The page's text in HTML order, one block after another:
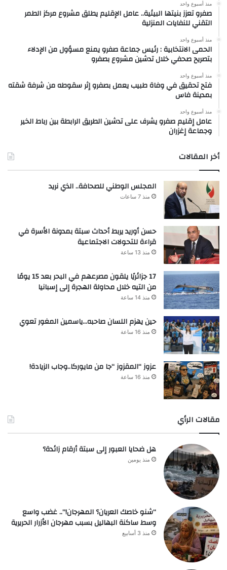
منذ أسبوع واحد
صفرو تعزز بنيتها البيئية.. عامل الإقليم يطلق مشروع مركز الطمر
التقني للنفايات المنزلية
منذ أسبوع واحد
الحمى الانتخابية : رئيس جماعة صفرو يمنع مسؤول من الإدلاء
بتصريح صحفي خلال تدشين مشروع بصفرو
منذ أسبوع واحد
فتح تحقيق في وفاة طبيب يعمل بصفرو إثر سقوطه من شرفة شقته
بمدينة فاس
منذ أسبوع واحد
عامل إقليم صفرو يشرف على تدشين الطريق الرابطة بين رباط الخير
وجماعة إغزران
أخر المقالات
المجلس الوطني للصحافة.. الذي نريد
منذ 7 ساعات
حسن أوريد يربط أحداث سبتة بمدونة الأسرة في
قراءة للتحولات الاجتماعية
منذ 13 ساعة
17 جزائريًا يلقون مصرعهم في البحر بعد 15 يومًا
من التيه خلال محاولة الهجرة إلى إسبانيا
منذ 14 ساعة
حين يهزم اللسان صاحبه…ياسمين المغور تعوي
منذ 16 ساعة
عزوز “المقزوز “جا من مايوركا..وجاب الزيادة!
منذ 16 ساعة
مقالات الرأي
هل ضحايا العبور إلى سبتة أرقام زائدة؟
منذ يومين
“شنو خاصك العريان؟ المهرجان!”.. غضب واسع
وسط ساكنة البهاليل بسبب مهرجان الأزرار الحريرية
منذ 3 أسابيع